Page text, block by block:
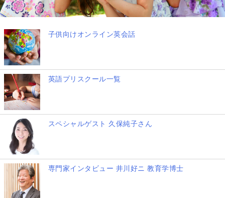
子供向けオンライン英会話
英語プリスクール一覧
スペシャルゲスト 久保純子さん
専門家インタビュー 井川好ニ 教育学博士